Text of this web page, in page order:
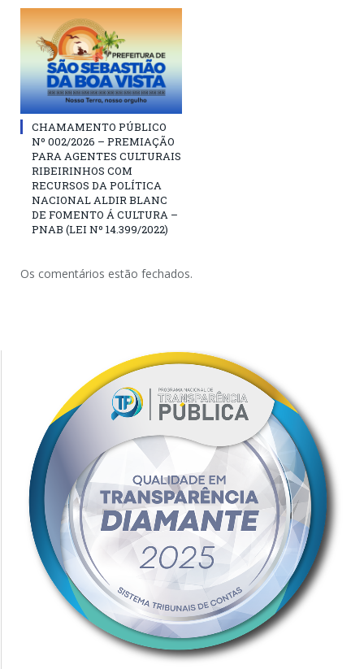
CHAMAMENTO PÚBLICO
Nº 002/2026 – PREMIAÇÃO
PARA AGENTES CULTURAIS
RIBEIRINHOS COM
RECURSOS DA POLÍTICA
NACIONAL ALDIR BLANC
DE FOMENTO Á CULTURA –
PNAB (LEI Nº 14.399/2022)
Os comentários estão fechados.